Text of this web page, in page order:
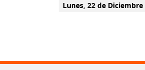
Lunes, 22 de Diciembre